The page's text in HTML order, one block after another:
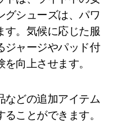
グシューズは、パワ
す。気候に応じた服
ジャージやパッド付
向上させます。
などの追加アイテム
ことができます。